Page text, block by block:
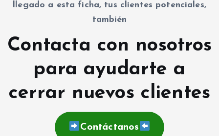
llegado a esta ficha, tus clientes potenciales,
también
Contacta con nosotros
para ayudarte a
cerrar nuevos clientes
Contáctanos